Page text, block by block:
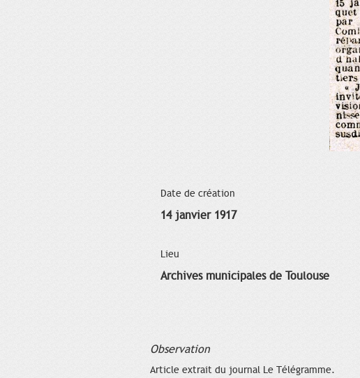
Date de création
14 janvier 1917
Lieu
Archives municipales de Toulouse
Observation
Article extrait du journal Le Télégramme.